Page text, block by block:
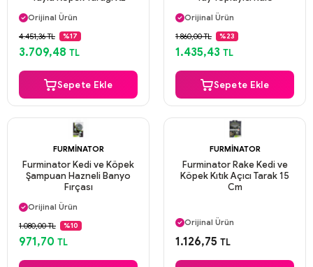
Aynı Gün Kargo
Orijinal Ürün
Güvenli Ödeme
Aynı Gün Kargo
4.451,36 TL %17
3.709,48 TL
Sepete Ekle
Aynı Gün Kargo
Orijinal Ürün
Güvenli Ödeme
Aynı Gün Kargo
1.860,00 TL %23
1.435,43 TL
Sepete Ekle
FURMINATOR
Furminator Kedi ve Köpek
Şampuan Hazneli Banyo
Fırçası
Aynı Gün Kargo
Orijinal Ürün
Güvenli Ödeme
Aynı Gün Kargo
1.080,00 TL %10
971,70 TL
FURMINATOR
Furminator Rake Kedi ve
Köpek Kıtık Açıcı Tarak 15
Cm
Orijinal Ürün
Güvenli Ödeme
1.126,75 TL